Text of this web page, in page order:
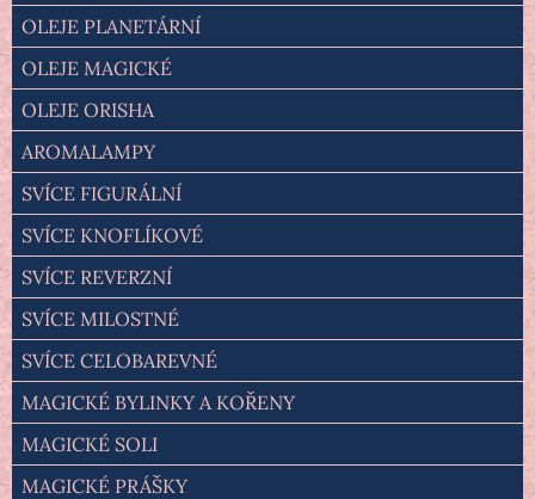
OLEJE PLANETÁRNÍ
OLEJE MAGICKÉ
OLEJE ORISHA
AROMALAMPY
SVÍCE FIGURÁLNÍ
SVÍCE KNOFLÍKOVÉ
SVÍCE REVERZNÍ
SVÍCE MILOSTNÉ
SVÍCE CELOBAREVNÉ
MAGICKÉ BYLINKY A KOŘENY
MAGICKÉ SOLI
MAGICKÉ PRÁŠKY